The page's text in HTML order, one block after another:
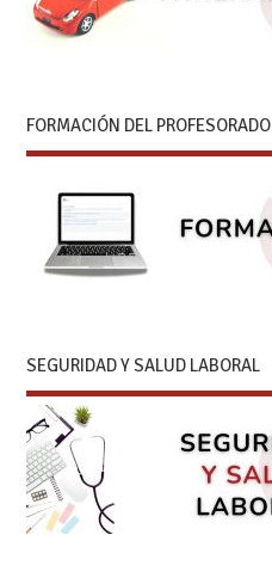
FORMACIÓN DEL PROFESORADO
SEGURIDAD Y SALUD LABORAL